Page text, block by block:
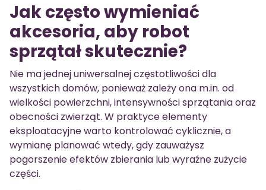
Jak często wymieniać
akcesoria, aby robot
sprzątał skutecznie?
Nie ma jednej uniwersalnej częstotliwości dla
wszystkich domów, ponieważ zależy ona m.in. od
wielkości powierzchni, intensywności sprzątania oraz
obecności zwierząt. W praktyce elementy
eksploatacyjne warto kontrolować cyklicznie, a
wymianę planować wtedy, gdy zauważysz
pogorszenie efektów zbierania lub wyraźne zużycie
części.